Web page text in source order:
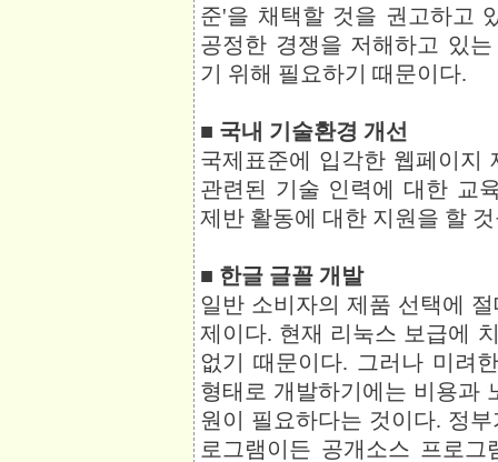
준'을 채택할 것을 권고하고
공정한 경쟁을 저해하고 있
기 위해 필요하기 때문이다.
■ 국내 기술환경 개선
국제표준에 입각한 웹페이지
관련된 기술 인력에 대한 교
제반 활동에 대한 지원을 할
■ 한글 글꼴 개발
일반 소비자의 제품 선택에
제이다. 현재 리눅스 보급에
없기 때문이다. 그러나 미려
형태로 개발하기에는 비용과
원이 필요하다는 것이다. 정
로그램이든 공개소스 프로